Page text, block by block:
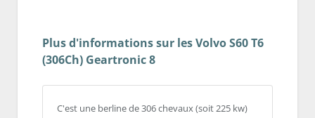
Plus d'informations sur les Volvo S60 T6
(306Ch) Geartronic 8
C'est une berline de 306 chevaux (soit 225 kw)